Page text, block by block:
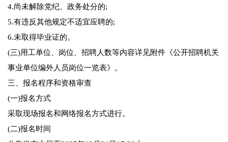
4.尚未解除党纪、政务处分的;
5.有违反其他规定不适宜应聘的;
6.未取得毕业证的。
(三)用工单位、岗位、招聘人数等内容详见附件《公开招聘机关
事业单位编外人员岗位一览表》。
三、报名程序和资格审查
(一)报名方式
采取现场报名和网络报名方式进行。
(二)报名时间